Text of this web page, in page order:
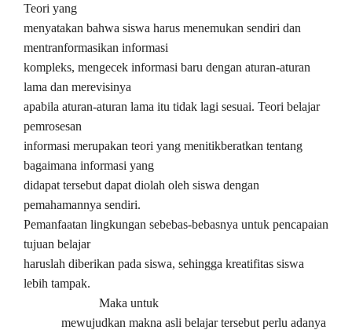
Teori yang
menyatakan bahwa siswa harus menemukan sendiri dan
mentranformasikan informasi
kompleks, mengecek informasi baru dengan aturan-aturan
lama dan merevisinya
apabila aturan-aturan lama itu tidak lagi sesuai. Teori belajar
pemrosesan
informasi merupakan teori yang menitikberatkan tentang
bagaimana informasi yang
didapat tersebut dapat diolah oleh siswa dengan
pemahamannya sendiri.
Pemanfaatan lingkungan sebebas-bebasnya untuk pencapaian
tujuan belajar
haruslah diberikan pada siswa, sehingga kreatifitas siswa
lebih tampak.
Maka untuk
mewujudkan makna asli belajar tersebut perlu adanya